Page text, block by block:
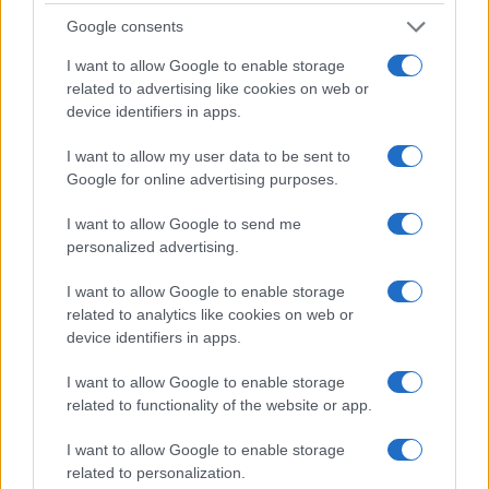
Google consents
I want to allow Google to enable storage
related to advertising like cookies on web or
device identifiers in apps.
I want to allow my user data to be sent to
Google for online advertising purposes.
I want to allow Google to send me
personalized advertising.
I want to allow Google to enable storage
related to analytics like cookies on web or
device identifiers in apps.
I want to allow Google to enable storage
related to functionality of the website or app.
I want to allow Google to enable storage
related to personalization.
melyet vádként hoznak fel ellene, egyszerűen nem más,
mint a színészek darabokra történő szerződtetése.
Mint mondta, reméli, hogy a vizsgálat alatt lehetősége
lesz a saját álláspontját is kifejteni.
A direktor az állítólagos luxusapartmanok ügyéről közölte:
az önkormányzattól nyilatkozó személy egyszerűen
valótlanságokat állított ezzel kapcsolatban.
Mint hangsúlyozta, nincs szó luxusról, a színház csupán
üdülési jogot vásárolt Bükfürdőn a dolgozóinak. A 23 millió
forintot pedig öt év alatt kell majd kifizetni. A szociális
juttatások minden évben részét képezik a színház
költségvetésének, s azzal, hogy üdülési jogot vásároltak, az
intézmény és a dolgozók is jobban járnak, mintha üdülési
csekkre költötték volna el ezt a pénzt.
kérdésére válaszolva elmondta: Forgácsot ő hozta Győrbe,